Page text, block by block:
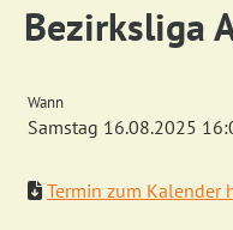
Bezirksliga
Wann
Samstag 16.08.2025
Termin zum Kalender